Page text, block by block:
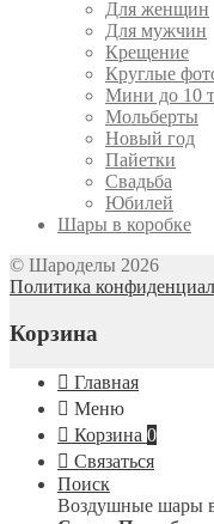
Для женщин
Для мужчин
Крещение
Круглые
Мини до 10
Мольберты
Новый год
Пайетки
Свадьба
Юбилей
Шары в коробке
© Шароделы 2026
Политика
Корзина
Главная
Меню
Корзина 0
Связаться
Поиск
Воздушные шары